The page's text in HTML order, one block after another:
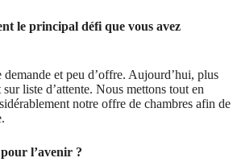
le principal défi que vous avez
et peu d’offre. Aujourd’hui, plus
liste d’attente. Nous mettons tout en
notre offre de chambres afin de
l’avenir ?